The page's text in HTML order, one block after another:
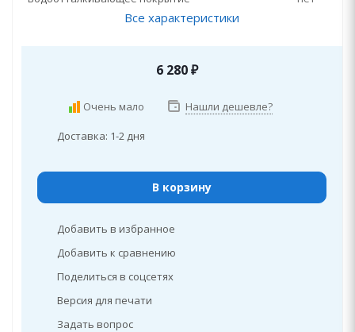
Все характеристики
6 280₽
Очень мало Нашли дешевле?
Доставка: 1-2 дня
В корзину
Добавить в избранное
Добавить к сравнению
Поделиться в соцсетях
Версия для печати
Задать вопрос